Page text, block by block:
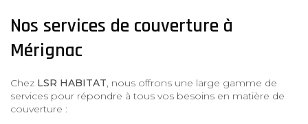
Nos services de couverture à
Mérignac
Chez LSR HABITAT, nous offrons une large gamme de
services pour répondre à tous vos besoins en matière de
couverture :